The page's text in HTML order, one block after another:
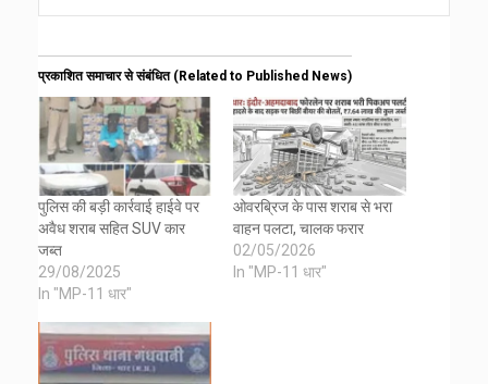
प्रकाशित समाचार से संबंधित (Related to Published News)
पुलिस की बड़ी कार्रवाई हाईवे पर
अवैध शराब सहित SUV कार
जब्त
29/08/2025
In "MP-11 धार"
ओवरब्रिज के पास शराब से भरा
वाहन पलटा, चालक फरार
02/05/2026
In "MP-11 धार"